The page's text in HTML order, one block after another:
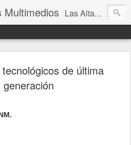
Multimedios Las Altas Montañas Multimedios
de última
generación